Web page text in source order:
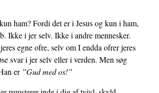
ham? Fordi det er i Jesus og kun i ham,
Ikke i jer selv. Ikke i andre mennesker.
egne ofre, selv om I endda ofrer jeres
svar i jer selv eller i verden. Men søg
er ”Gud med os!”